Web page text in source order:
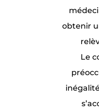
obtenir
Le